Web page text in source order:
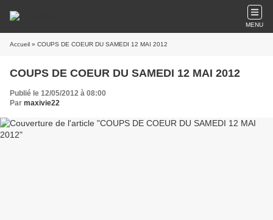
MENU
Accueil » COUPS DE COEUR DU SAMEDI 12 MAI 2012
COUPS DE COEUR DU SAMEDI 12 MAI 2012
Publié le 12/05/2012 à 08:00
Par maxivie22